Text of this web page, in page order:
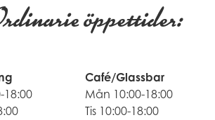
öppettider:
18:00
Café/Glassbar
Mån 10:00-18:00
Tis 10:00-18:00